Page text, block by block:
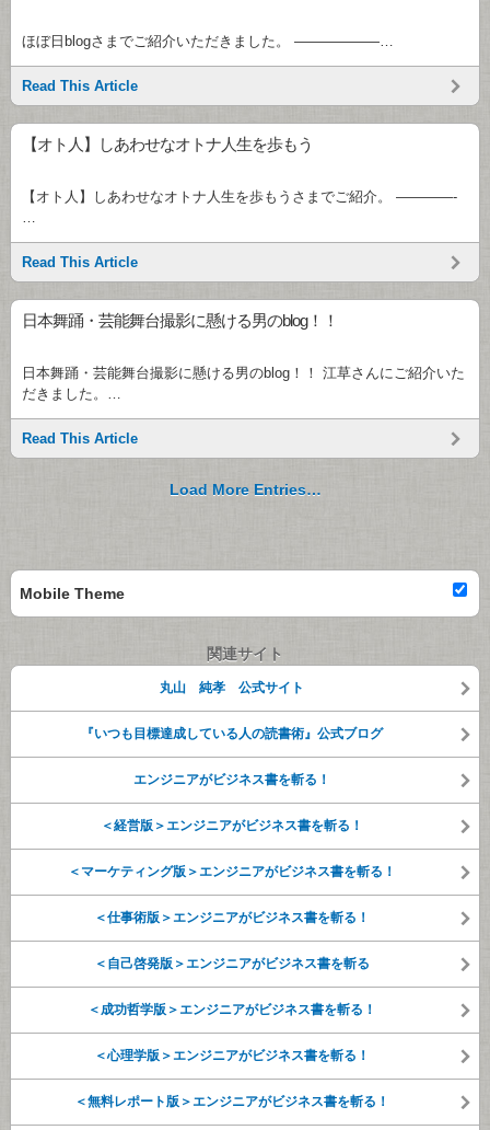
ほぼ日blogさまでご紹介いただきました。 ——————…
Read This Article
【オト人】しあわせなオトナ人生を歩もう
【オト人】しあわせなオトナ人生を歩もうさまでご紹介。 ————-
…
Read This Article
日本舞踊・芸能舞台撮影に懸ける男のblog！！
日本舞踊・芸能舞台撮影に懸ける男のblog！！ 江草さんにご紹介いた
だきました。…
Read This Article
Load More Entries…
Mobile Theme
関連サイト
丸山 純孝 公式サイト
『いつも目標達成している人の読書術』公式ブログ
エンジニアがビジネス書を斬る！
＜経営版＞エンジニアがビジネス書を斬る！
＜マーケティング版＞エンジニアがビジネス書を斬る！
＜仕事術版＞エンジニアがビジネス書を斬る！
＜自己啓発版＞エンジニアがビジネス書を斬る
＜成功哲学版＞エンジニアがビジネス書を斬る！
＜心理学版＞エンジニアがビジネス書を斬る！
＜無料レポート版＞エンジニアがビジネス書を斬る！